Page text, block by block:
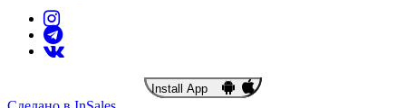
Install App